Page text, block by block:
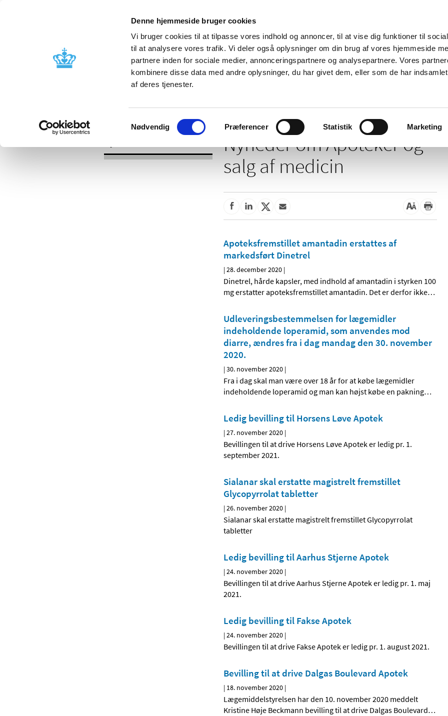
Denne hjemmeside bruger cookies
Vi bruger cookies til at tilpasse vores indhold og annoncer, til at vise dig funktioner til
til at analysere vores trafik. Vi deler også oplysninger om din brug af vores hjemmeside
partnere inden for sociale medier, annonceringspartnere og analysepartnere. Vores
kombinere disse data med andre oplysninger, du har givet dem, eller som de har
af deres tjenester.
Samtykkevalg
Nødvendig Præferencer Statistik Marketing
Nyheder Om os Kontakt
Godkendelse og
Bivirkninger og
produktinformation
Tilskud og
Apoteker og salg af
Nyheder om Apoteker og
salg af medicin
Apoteksfremstillet amantadin erstattes af
markedsført Dinetrel
|28. december 2020 |
Dinetrel, hårde kapsler, med indhold af amantadin i styrken 100
mg erstatter apoteksfremstillet amantadin. Det er derfor ikke…
Udleveringsbestemmelsen for lægemidler
indeholdende loperamid, som anvendes mod
diarre, ændres fra i dag mandag den 30. november
2020.
|30. november 2020 |
Fra i dag skal man være over 18 år for at købe lægemidler
indeholdende loperamid og man kan højst købe en pakning…
Ledig bevilling til Horsens Løve Apotek
|27. november 2020 |
Bevillingen til at drive Horsens Løve Apotek er ledig pr. 1.
september 2021.
Sialanar skal erstatte magistrelt fremstillet
Glycopyrrolat tabletter
|26. november 2020 |
Sialanar skal erstatte magistrelt fremstillet Glycopyrrolat
tabletter
Ledig bevilling til Aarhus Stjerne Apotek
|24. november 2020 |
Bevillingen til at drive Aarhus Stjerne Apotek er ledig pr. 1. maj
2021.
Ledig bevilling til Fakse Apotek
|24. november 2020 |
Bevillingen til at drive Fakse Apotek er ledig pr. 1. august 2021.
Bevilling til at drive Dalgas Boulevard Apotek
| 18. november 2020 |
Lægemiddelstyrelsen har den 10. november 2020 meddelt
Kristine Høje Beckmann bevilling til at drive Dalgas Boulevard…